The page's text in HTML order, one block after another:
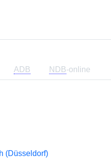
ADB NDB-online
(Düsseldorf)